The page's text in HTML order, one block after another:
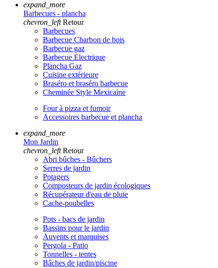
expand_more
Barbecues - plancha
chevron_left Retour
Barbecues
Barbecue Charbon de bois
Barbecue gaz
Barbecue Electrique
Plancha Gaz
Cuisine extérieure
Braséro et braséro barbecue
Cheminée Style Mexicaine
Four à pizza et fumoir
Accessoires barbecue et plancha
expand_more
Mon Jardin
chevron_left Retour
Abri bûches - Bûchers
Serres de jardin
Potagers
Composteurs de jardin écologiques
Récupérateur d'eau de pluie
Cache-poubelles
Pots - bacs de jardin
Bassins pour le jardin
Auvents et marquises
Pergola - Patio
Tonnelles - tentes
Bâches de jardin/piscine